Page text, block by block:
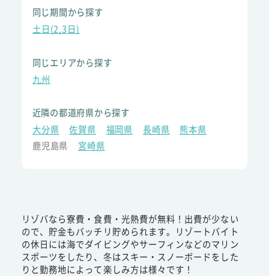
同じ期間から探す
土日(2,3日)
同じエリアから探す
九州
近隣の都道府県から探す
大分県
佐賀県 福岡県 長崎県
熊本県
鹿児島県
宮崎県
リゾバなら寮費・食費・光熱費が無料！出費が少ない
ので、貯金もバッチリ貯められます。リゾートバイト
の休日には海でダイビングやサーフィンなどのマリン
スポーツをしたり、冬はスキー・スノーボードをした
りと勤務地によって楽しみ方は様々です！